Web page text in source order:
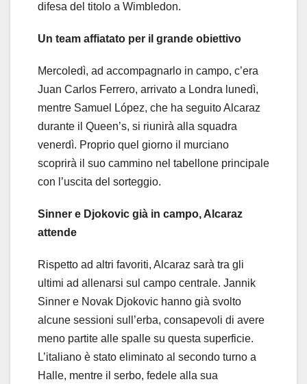
difesa del titolo a Wimbledon.
Un team affiatato per il grande obiettivo
Mercoledì, ad accompagnarlo in campo, c’era
Juan Carlos Ferrero, arrivato a Londra lunedì,
mentre Samuel López, che ha seguito Alcaraz
durante il Queen’s, si riunirà alla squadra
venerdì. Proprio quel giorno il murciano
scoprirà il suo cammino nel tabellone principale
con l’uscita del sorteggio.
Sinner e Djokovic già in campo, Alcaraz
attende
Rispetto ad altri favoriti, Alcaraz sarà tra gli
ultimi ad allenarsi sul campo centrale. Jannik
Sinner e Novak Djokovic hanno già svolto
alcune sessioni sull’erba, consapevoli di avere
meno partite alle spalle su questa superficie.
L’italiano è stato eliminato al secondo turno a
Halle, mentre il serbo, fedele alla sua